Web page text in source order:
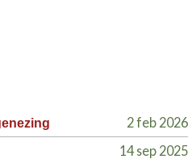
2 feb 2026
14 sep 2025